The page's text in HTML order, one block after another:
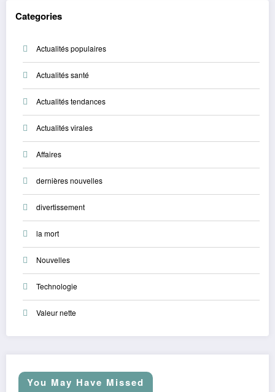
Categories
Actualités populaires
Actualités santé
Actualités tendances
Actualités virales
Affaires
dernières nouvelles
divertissement
la mort
Nouvelles
Technologie
Valeur nette
You May Have Missed